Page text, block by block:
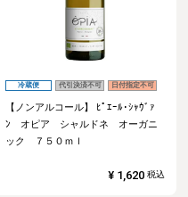
冷蔵便 代引決済不可 日付指定不可
【ノンアルコール】
ﾋﾟｴｰﾙ･ｼｬｳﾞｧ
ﾝ オピア シャルドネ オーガニ
ック ７５０ｍｌ
¥ 1,620 税込